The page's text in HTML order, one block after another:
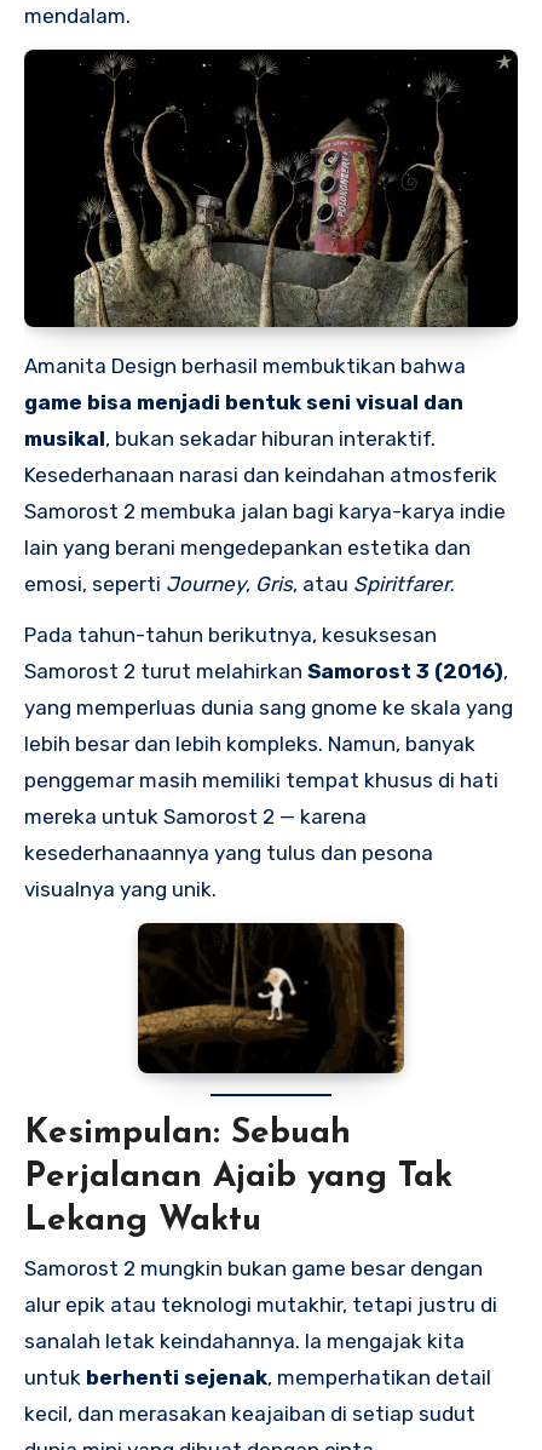
mendalam.
Amanita Design berhasil membuktikan bahwa
game bisa menjadi bentuk seni visual dan
musikal, bukan sekadar hiburan interaktif.
Kesederhanaan narasi dan keindahan atmosferik
Samorost 2 membuka jalan bagi karya-karya indie
lain yang berani mengedepankan estetika dan
emosi, seperti Journey, Gris, atau Spiritfarer.
Pada tahun-tahun berikutnya, kesuksesan
Samorost 2 turut melahirkan Samorost 3 (2016),
yang memperluas dunia sang gnome ke skala yang
lebih besar dan lebih kompleks. Namun, banyak
penggemar masih memiliki tempat khusus di hati
mereka untuk Samorost 2 — karena
kesederhanaannya yang tulus dan pesona
visualnya yang unik.
Kesimpulan: Sebuah
Perjalanan Ajaib yang Tak
Lekang Waktu
Samorost 2 mungkin bukan game besar dengan
alur epik atau teknologi mutakhir, tetapi justru di
sanalah letak keindahannya. Ia mengajak kita
untuk berhenti sejenak, memperhatikan detail
kecil, dan merasakan keajaiban di setiap sudut